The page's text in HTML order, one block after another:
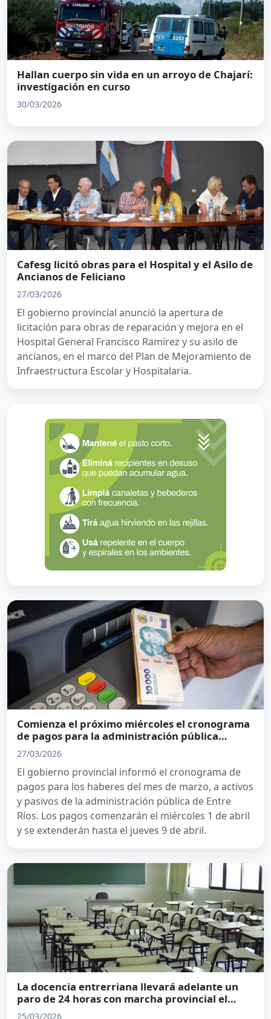
Hallan cuerpo sin vida en un arroyo de Chajarí:
investigación en curso
30/03/2026
Cafesg licitó obras para el Hospital y el Asilo de
Ancianos de Feliciano
27/03/2026
El gobierno provincial anunció la apertura de
licitación para obras de reparación y mejora en el
Hospital General Francisco Ramírez y su asilo de
ancianos, en el marco del Plan de Mejoramiento de
Infraestructura Escolar y Hospitalaria.
Comienza el próximo miércoles el cronograma
de pagos para la administración pública
provincial
27/03/2026
El gobierno provincial informó el cronograma de
pagos para los haberes del mes de marzo, a activos
y pasivos de la administración pública de Entre
Ríos. Los pagos comenzarán el miércoles 1 de abril
y se extenderán hasta el jueves 9 de abril.
La docencia entrerriana llevará adelante un
paro de 24 horas con marcha provincial el
próximo 27 de marzo
25/03/2026